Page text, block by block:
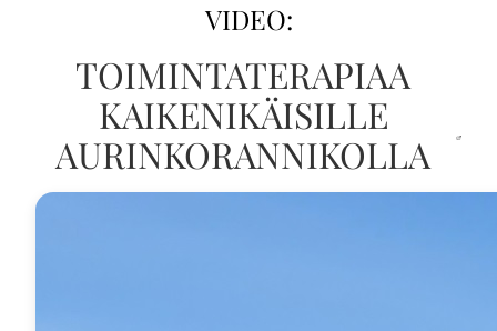
VIDEO:
TOIMINTATERAPIAA
KAIKENIKÄISILLE
AURINKORANNIKOLLA